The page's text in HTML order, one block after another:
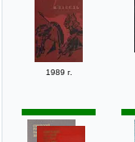
1989 г.